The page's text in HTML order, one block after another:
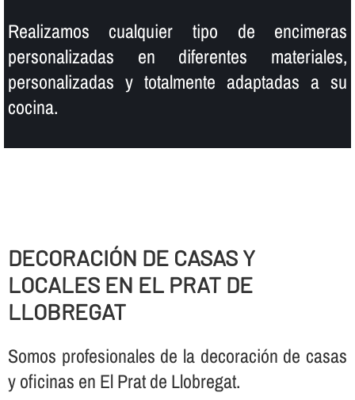
Realizamos cualquier tipo de encimeras
personalizadas en diferentes materiales,
personalizadas y totalmente adaptadas a su
cocina.
DECORACIÓN DE CASAS Y
LOCALES EN EL PRAT DE
LLOBREGAT
Somos profesionales de la decoración de casas
y oficinas en El Prat de Llobregat.